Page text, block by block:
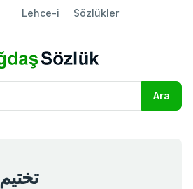
Lehce-i Sözlükler
Tahtim ~ تختيم